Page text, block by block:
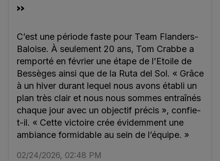
»
C’est une période faste pour Team Flanders-
Baloise. À seulement 20 ans, Tom Crabbe a
remporté en février une étape de l’Etoile de
Bessèges ainsi que de la Ruta del Sol. « Grâce
à un hiver durant lequel nous avons établi un
plan très clair et nous nous sommes entraînés
chaque jour avec un objectif précis », confie-
t-il. « Cette victoire crée évidemment une
ambiance formidable au sein de l’équipe. »
02/24/2026, 02:48 PM